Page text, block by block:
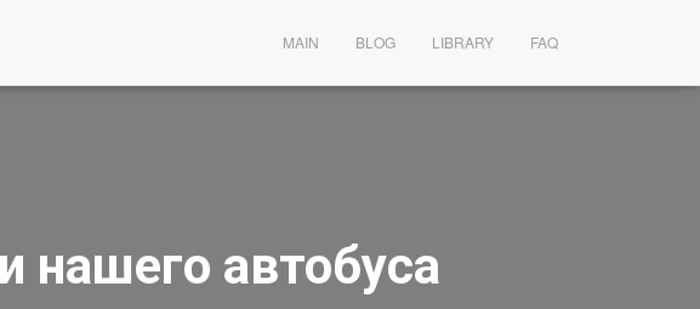
MAIN BLOG LIBRARY FAQ
нашего автобуса